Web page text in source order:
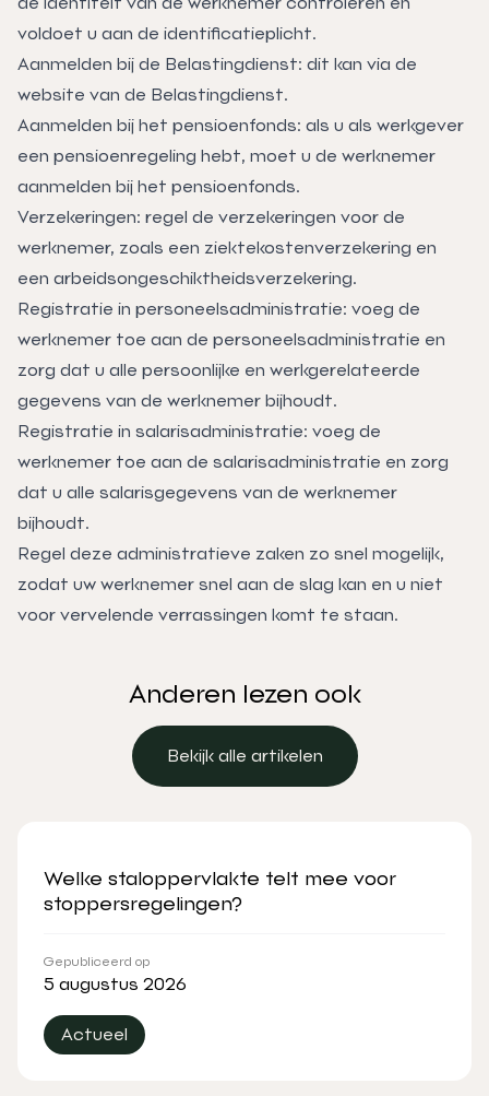
voldoet u aan de identificatieplicht.
Aanmelden bij de Belastingdienst: dit kan via de
website van de Belastingdienst.
Aanmelden bij het pensioenfonds: als u als werkgever
een pensioenregeling hebt, moet u de werknemer
aanmelden bij het pensioenfonds.
Verzekeringen: regel de verzekeringen voor de
werknemer, zoals een ziektekostenverzekering en
een arbeidsongeschiktheidsverzekering.
Registratie in personeelsadministratie: voeg de
werknemer toe aan de personeelsadministratie en
zorg dat u alle persoonlijke en werkgerelateerde
gegevens van de werknemer bijhoudt.
Registratie in salarisadministratie: voeg de
werknemer toe aan de salarisadministratie en zorg
dat u alle salarisgegevens van de werknemer
bijhoudt.
Regel deze administratieve zaken zo snel mogelijk,
zodat uw werknemer snel aan de slag kan en u niet
voor vervelende verrassingen komt te staan.
Anderen lezen ook
Bekijk alle artikelen
Welke staloppervlakte telt mee voor
stoppersregelingen?
Gepubliceerd op
5 augustus 2026
Actueel